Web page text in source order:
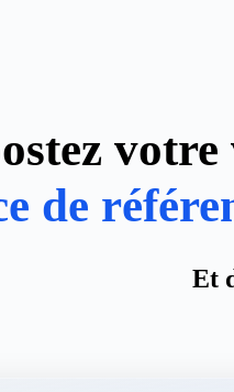
de
Et